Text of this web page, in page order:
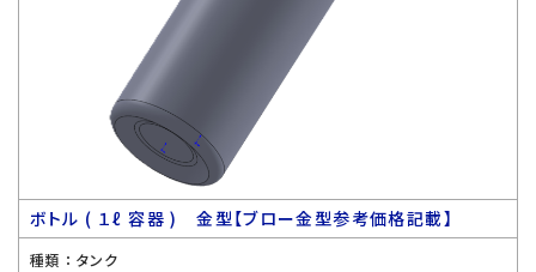
ボトル ( １ℓ 容器 ) 金型【ブロー金型参考価格記載】
種類 ： タンク